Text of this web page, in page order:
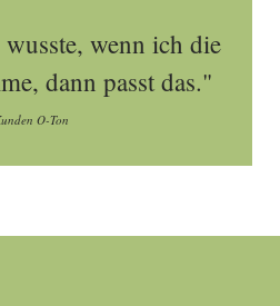
wenn ich die
dann passt das."
O-Ton